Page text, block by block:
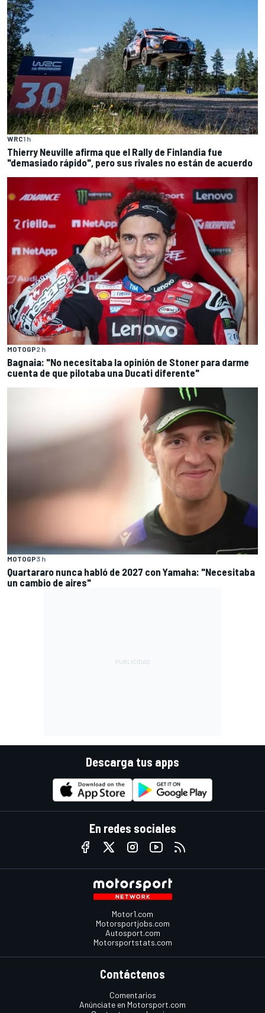
WRC1 h
Thierry Neuville afirma que el Rally de Finlandia fue
"demasiado rápido", pero sus rivales no están de acuerdo
MOTOGP2 h
Bagnaia: "No necesitaba la opinión de Stoner para darme
cuenta de que pilotaba una Ducati diferente"
MOTOGP3 h
Quartararo nunca habló de 2027 con Yamaha: "Necesitaba
un cambio de aires"
Descarga tus apps
En redes sociales
Motor1.com
Motorsportjobs.com
Autosport.com
Motorsportstats.com
Contáctenos
Comentarios
Anúnciate en Motorsport.com